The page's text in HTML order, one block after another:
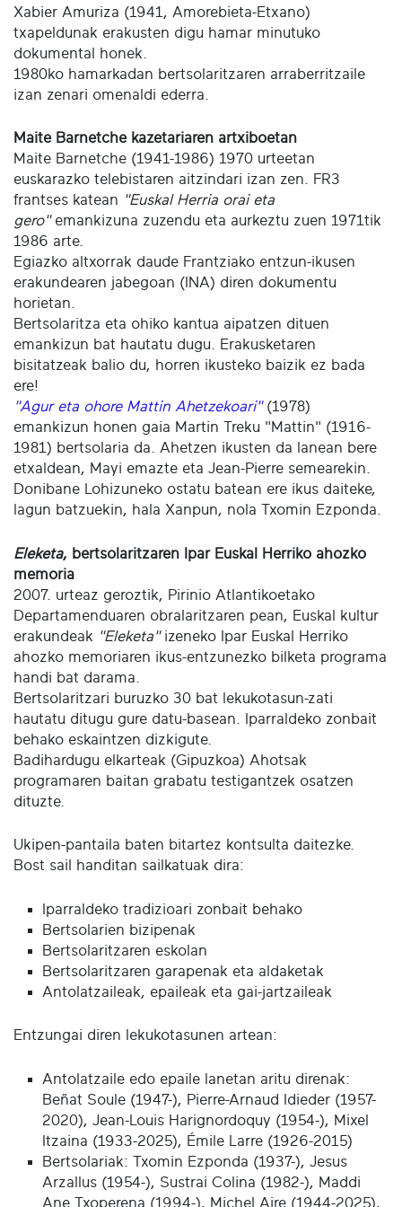
Xabier Amuriza (1941, Amorebieta-Etxano)
txapeldunak erakusten digu hamar minutuko
dokumental honek.
1980ko hamarkadan bertsolaritzaren arraberritzaile
izan zenari omenaldi ederra.
Maite Barnetche kazetariaren artxiboetan
Maite Barnetche (1941-1986) 1970 urteetan
euskarazko telebistaren aitzindari izan zen. FR3
frantses katean "Euskal Herria orai eta
gero"emankizuna zuzendu eta aurkeztu zuen 1971tik
1986 arte.
Egiazko altxorrak daude Frantziako entzun-ikusen
erakundearen jabegoan (INA) diren dokumentu
horietan.
Bertsolaritza eta ohiko kantua aipatzen dituen
emankizun bat hautatu dugu. Erakusketaren
bisitatzeak balio du, horren ikusteko baizik ez bada
ere!
"Agur eta ohore Mattin Ahetzekoari" (1978)
emankizun honen gaia Martin Treku "Mattin" (1916-
1981) bertsolaria da. Ahetzen ikusten da lanean bere
etxaldean, Mayi emazte eta Jean-Pierre semearekin.
Donibane Lohizuneko ostatu batean ere ikus daiteke,
lagun batzuekin, hala Xanpun, nola Txomin Ezponda.
Eleketa, bertsolaritzaren Ipar Euskal Herriko ahozko
memoria
2007. urteaz geroztik, Pirinio Atlantikoetako
Departamenduaren obralaritzaren pean, Euskal kultur
erakundeak "Eleketa"izeneko Ipar Euskal Herriko
ahozko memoriaren ikus-entzunezko bilketa programa
handi bat darama.
Bertsolaritzari buruzko 30 bat lekukotasun-zati
hautatu ditugu gure datu-basean. Iparraldeko zonbait
behako eskaintzen dizkigute.
Badihardugu elkarteak (Gipuzkoa) Ahotsak
programaren baitan grabatu testigantzek osatzen
dituzte.
Ukipen-pantaila baten bitartez kontsulta daitezke.
Bost sail handitan sailkatuak dira:
Iparraldeko tradizioari zonbait behako
Bertsolarien bizipenak
Bertsolaritzaren eskolan
Bertsolaritzaren garapenak eta aldaketak
Antolatzaileak, epaileak eta gai-jartzaileak
Entzungai diren lekukotasunen artean:
Antolatzaile edo epaile lanetan aritu direnak:
Beñat Soule (1947-), Pierre-Arnaud Idieder (1957-
2020), Jean-Louis Harignordoquy (1954-), Mixel
Itzaina (1933-2025), Émile Larre (1926-2015)
Bertsolariak: Txomin Ezponda (1937-), Jesus
Arzallus (1954-), Sustrai Colina (1982-), Maddi
Ane Txoperena (1994-), Michel Aire (1944-2025),